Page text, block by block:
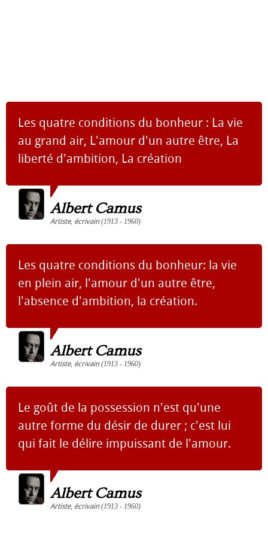
Les quatre conditions du bonheur : La vie
au grand air, L'amour d'un autre être, La
liberté d'ambition, La création
Albert Camus
Artiste, écrivain(1913 - 1960)
Les quatre conditions du bonheur: la vie
en plein air, l'amour d'un autre être,
l'absence d'ambition, la création.
Albert Camus
Artiste, écrivain(1913 - 1960)
Le goût de la possession n'est qu'une
autre forme du désir de durer ; c'est lui
qui fait le délire impuissant de l'amour.
Albert Camus
Artiste, écrivain(1913 - 1960)